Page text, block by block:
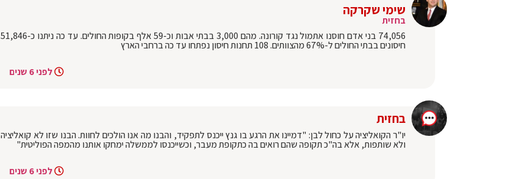
שימי שקרקה
בחזית
‏74,056 בני אדם חוסנו אתמול נגד קורונה. מהם 3,000 בבתי אבות וכ-59 אלף בקופות החולים. עד כה ניתנו כ-51,846
חיסונים בבתי החולים ל-67% מהצוותים. 108 תחנות חיסון נפתחו עד כה ברחבי הארץ
לפני 6 שנים
בחזית
יו"ר הקואליציה על כחול לבן: "דמיינו את הרגע בו גנץ ייכנס לתפקיד, והבנו מה אנו הולכים לחוות. הבנו שזו לא קואליציה
ולא שותפות, אלא בה"כ תקופה שהם רואים בה כתקופת מעבר, וכשייכנסו לממשלה ימחקו אותנו מהמפה הפוליטית"
לפני 6 שנים